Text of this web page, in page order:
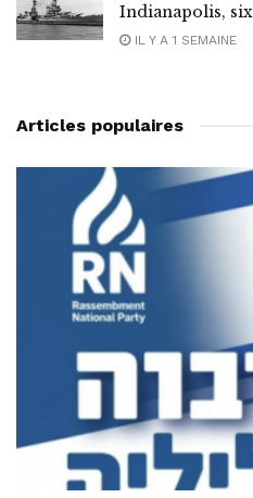
Indianapolis,
IL Y A 1 SEMAINE
Articles populaires